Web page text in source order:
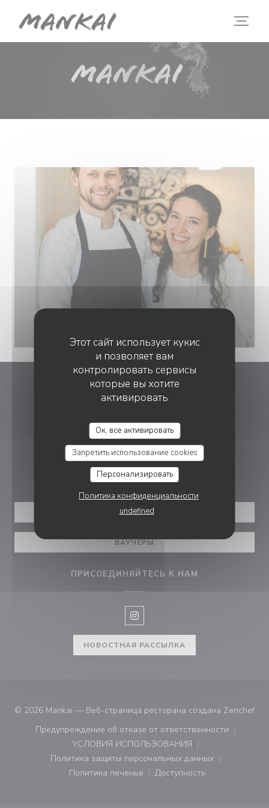
Этот сайт использует кукис
и позволяет вам
контролировать сервисы
которые вы хотите
активировать
Ок, все активировать
Запретить использование cookies
Персонализировать
Политика конфиденциальности
undefined
Mankai
24b Rue Jean Baptiste Gabarra 40130 Capbreton
05 58 98 47 30
БРОНИРОВАНИЕ
ЗАБРОНИРОВАТЬ СТОЛИК
ВАУЧЕРЫ
ПРИСОЕДИНЯЙТЕСЬ К НАМ
Instagram ((открывается в
НОВОСТНАЯ РАССЫЛКА
© 2026 Mankai — Веб-страница ресторана создана Zenchef
Предупреждение об отказе от ответственности
((открывается в новом окне))
УСЛОВИЯ ИСПОЛЬЗОВАНИЯ
((открывается в новом окне))
Политика защиты персональных данных
((открывается в новом окне))
Политика печенье
((открывается в новом окне))
Доступность
((открывается в